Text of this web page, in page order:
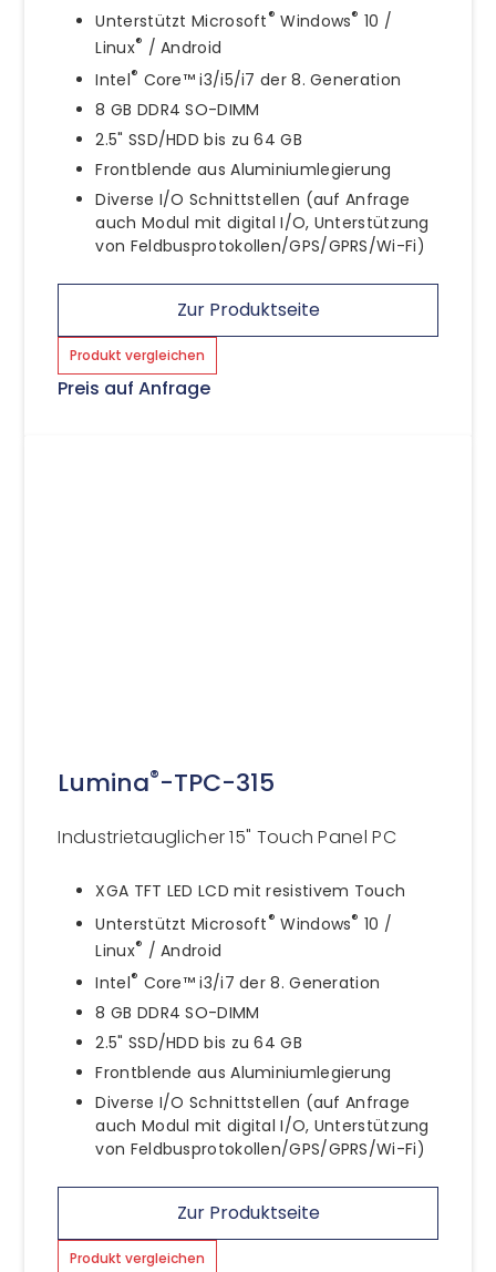
Unterstützt Microsoft® Windows® 10 /
Linux® / Android
Intel® Core™ i3/i5/i7 der 8. Generation
8 GB DDR4 SO-DIMM
2.5" SSD/HDD bis zu 64 GB
Frontblende aus Aluminiumlegierung
Diverse I/O Schnittstellen (auf Anfrage
auch Modul mit digital I/O, Unterstützung
von Feldbusprotokollen/GPS/GPRS/Wi-Fi)
Zur Produktseite
Produkt vergleichen
Preis auf Anfrage
Lumina®-TPC-315
Industrietauglicher 15" Touch Panel PC
XGA TFT LED LCD mit resistivem Touch
Unterstützt Microsoft® Windows® 10 /
Linux® / Android
Intel® Core™ i3/i7 der 8. Generation
8 GB DDR4 SO-DIMM
2.5" SSD/HDD bis zu 64 GB
Frontblende aus Aluminiumlegierung
Diverse I/O Schnittstellen (auf Anfrage
auch Modul mit digital I/O, Unterstützung
von Feldbusprotokollen/GPS/GPRS/Wi-Fi)
Zur Produktseite
Produkt vergleichen